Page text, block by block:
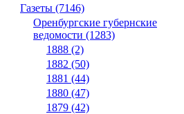
Газеты (7146)
Оренбургские губернские
ведомости (1283)
1888 (2)
1882 (50)
1881 (44)
1880 (47)
1879 (42)